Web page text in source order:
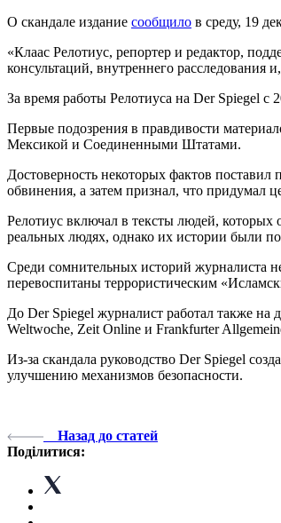
О скандале издание сообщило в среду, 19
«Клаас Релотиус, репортер и редактор,
консультаций, внутреннего расследования
За время работы Релотиуса на Der Spiegel
Первые подозрения в правдивости
Мексикой и Соединенными Штатами.
Достоверность некоторых фактов
обвинения, а затем признал, что придумал
Релотиус включал в тексты людей, которых
реальных людях, однако их истории были
Среди сомнительных историй журналиста
перевоспитаны террористическим
До Der Spiegel журналист работал также на
Weltwoche, Zeit Online и Frankfurter
Из-за скандала руководство Der Spiegel
улучшению механизмов безопасности.
Назад до статей
Поділитися: